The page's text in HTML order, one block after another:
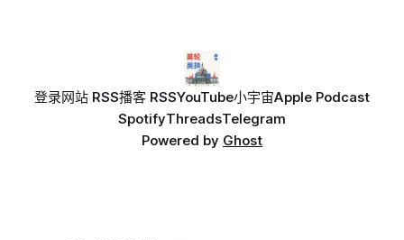
登录网站 RSS播客 RSSYouTube小宇宙Apple Podcast
SpotifyThreadsTelegram
Powered by Ghost